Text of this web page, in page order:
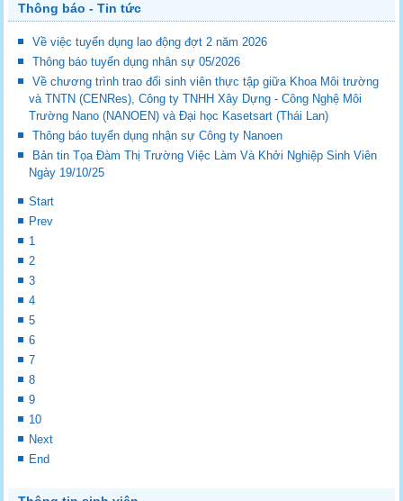
Thông báo - Tin tức
Về việc tuyển dụng lao động đợt 2 năm 2026
Thông báo tuyển dụng nhân sự 05/2026
Về chương trình trao đổi sinh viên thực tập giữa Khoa Môi trường
và TNTN (CENRes), Công ty TNHH Xây Dựng - Công Nghệ Môi
Trường Nano (NANOEN) và Đại học Kasetsart (Thái Lan)
Thông báo tuyển dụng nhận sự Công ty Nanoen
Bản tin Tọa Đàm Thị Trường Việc Làm Và Khởi Nghiệp Sinh Viên
Ngày 19/10/25
Start
Prev
1
2
3
4
5
6
7
8
9
10
Next
End